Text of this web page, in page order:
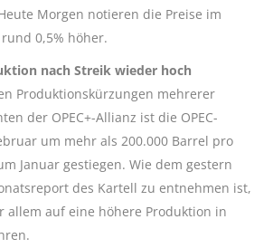
Morgen notieren die Preise im
0,5% höher.
nach Streik wieder hoch
Produktionskürzungen mehrerer
der OPEC+-Allianz ist die OPEC-
um mehr als 200.000 Barrel pro
Januar gestiegen. Wie dem gestern
des Kartell zu entnehmen ist,
allem auf eine höhere Produktion in